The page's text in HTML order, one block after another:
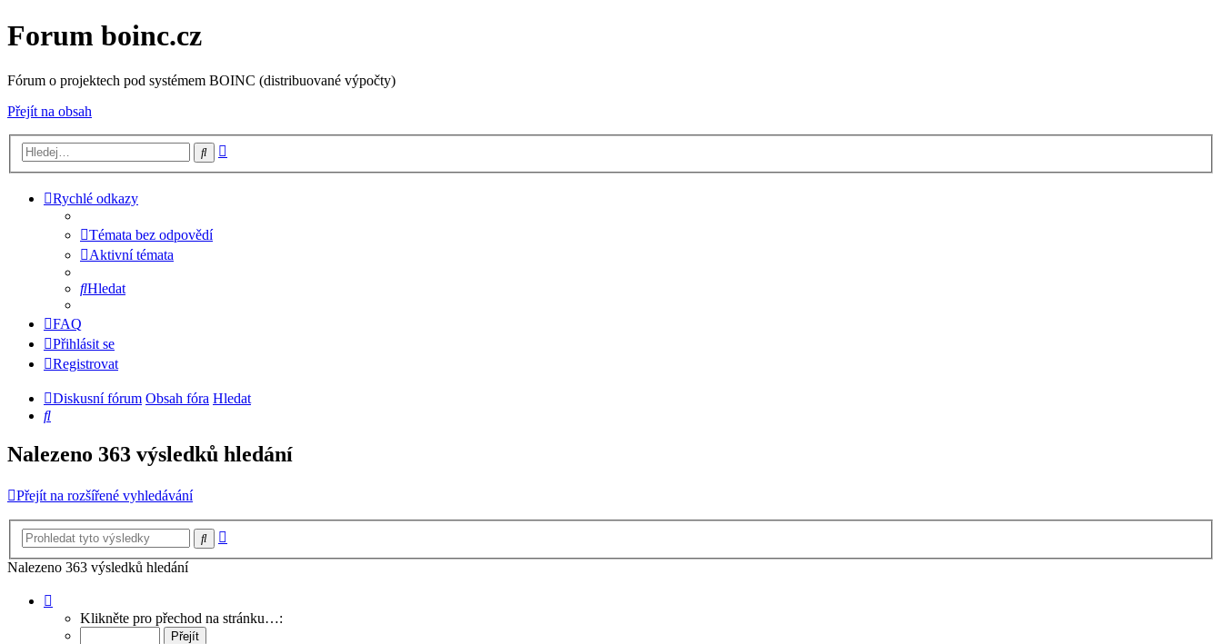
Forum boinc.cz
Fórum o projektech pod systémem BOINC (distribuované výpočty)
Přejít na obsah
Hledat
Rychlé odkazy
Témata bez odpovědí
Aktivní témata
Hledat
FAQ
Přihlásit se
Registrovat
Diskusní fórum Obsah fóra Hledat
Hledat
Nalezeno 363 výsledků hledání
Přejít na rozšířené vyhledávání
Hledat
Nalezeno 363 výsledků hledání
Klikněte pro přechod na stránku…: